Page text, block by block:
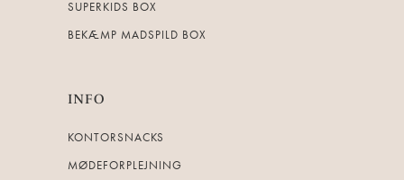
SUPERKIDS BOX
BEKÆMP MADSPILD BOX
INFO
KONTORSNACKS
MØDEFORPLEJNING